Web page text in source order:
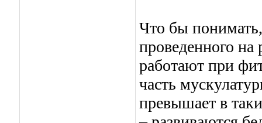
Что бы понимать,
проведенного
работают при
часть
превышает в